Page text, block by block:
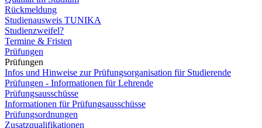
Rückmeldung
Studienausweis TUNIKA
Studienzweifel?
Termine & Fristen
Prüfungen
Prüfungen
Infos und Hinweise zur Prüfungsorganisation für Studierende
Prüfungen - Informationen für Lehrende
Prüfungsausschüsse
Informationen für Prüfungsausschüsse
Prüfungsordnungen
Zusatzqualifikationen